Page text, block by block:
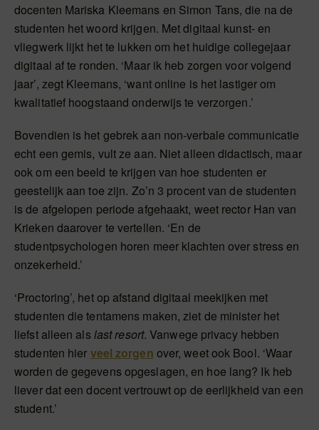
docenten Mariska Kleemans en Simon Tans, die na de
studenten het woord krijgen. Met digitaal kunst- en
vliegwerk lijkt het te lukken om het huidige collegejaar
digitaal af te ronden. ‘Maar ik heb zorgen voor volgend
jaar’, zegt Kleemans, ‘want online is het lastiger om
kwalitatief hoogstaand onderwijs te verzorgen.’
Bovendien is het gebrek aan non-verbale communicatie
echt een gemis, vult ze aan. Niet alleen didactisch, maar
ook om een beeld te krijgen van hoe studenten er
geestelijk aan toe zijn. Zo’n 3 procent van de studenten
is de afgelopen periode afgehaakt, weet rector Han van
Krieken daarover te vertellen. ‘En de
studentpsychologen horen meer klachten over stress en
onzekerheid.’
‘Proctoring’, het op afstand digitaal meekijken met
studenten die tentamens maken, ziet de minister het
liefst alleen als last resort. Vanwege privacy hebben
studenten hier veel zorgen over, weet ook Bool. ‘Waar
worden de gegevens opgeslagen, en hoe lang? Ik heb
liever dat een docent vertrouwt op de eerlijkheid van een
student.’